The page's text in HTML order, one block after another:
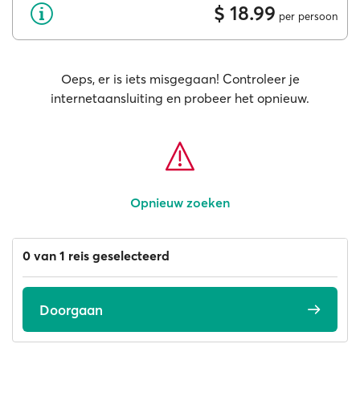
$ 18.99 per persoon
Oeps, er is iets misgegaan! Controleer je
internetaansluiting en probeer het opnieuw.
Opnieuw zoeken
0 van 1 reis geselecteerd
Doorgaan